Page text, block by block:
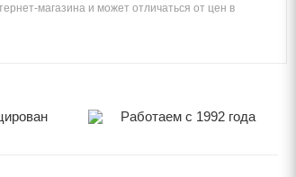
магазина и может отличаться от цен в
Работаем с 1992 года